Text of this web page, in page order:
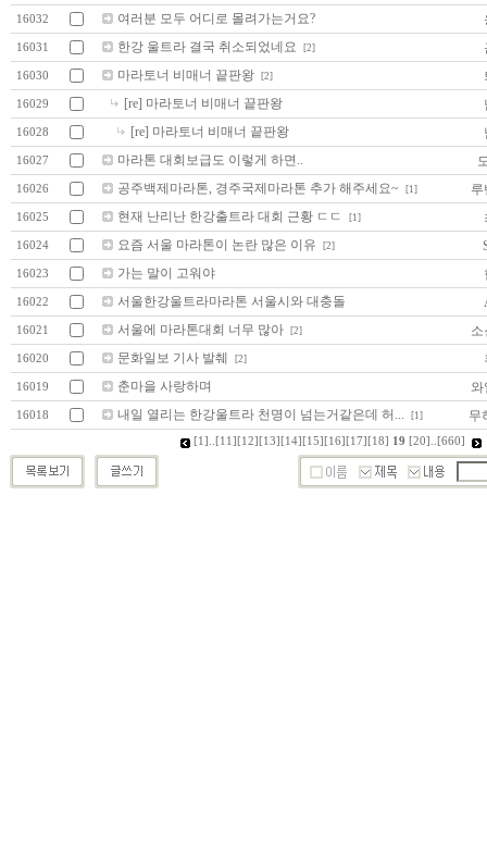
16032 여러분 모두 어디로 몰려가는거요?
16031 한강 울트라 결국 취소되었네요 [2]
16030 마라토너 비매너 끝판왕 [2]
16029 [re] 마라토너 비매너 끝판왕
16028 [re] 마라토너 비매너 끝판왕
16027 마라톤 대회보급도 이렇게 하면..
16026 공주백제마라톤, 경주국제마라톤 추가 해주세요~ [1] 루
16025 현재 난리난 한강출트라 대회 근황 ㄷㄷ [1]
16024 요즘 서울 마라톤이 논란 많은 이유 [2]
16023 가는 말이 고워야
16022 서울한강울트라마라톤 서울시와 대충돌
16021 서울에 마라톤대회 너무 많아 [2] 소
16020 문화일보 기사 발췌 [2]
16019 춘마을 사랑하며 와
16018 내일 열리는 한강울트라 천명이 넘는거같은데 허... [1] 무
[1] [11] [12] [13] [14] [15] [16] [17] [18] 19 [20] [660]